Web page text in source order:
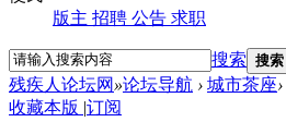
版主 招聘 公告 求职
搜索 搜索
残疾人论坛网 »论坛导航 › 城市茶座›
收藏本版 |订阅